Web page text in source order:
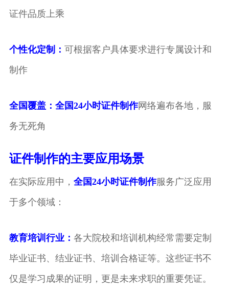
证件品质上乘
个性化定制： 可根据客户具体要求进行专属设计和
制作
全国覆盖： 全国24小时证件制作网络遍布各地，服
务无死角
证件制作的主要应用场景
在实际应用中， 全国24小时证件制作服务广泛应用
于多个领域：
教育培训行业： 各大院校和培训机构经常需要定制
毕业证书、结业证书、培训合格证等。这些证书不
仅是学习成果的证明，更是未来求职的重要凭证。